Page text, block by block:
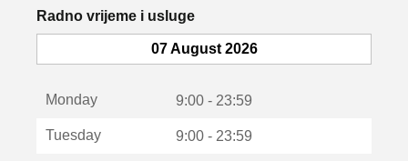
k
o
Radno vrijeme i usluge
07 August 2026
Monday 9:00 - 23:59
Tuesday 9:00 - 23:59